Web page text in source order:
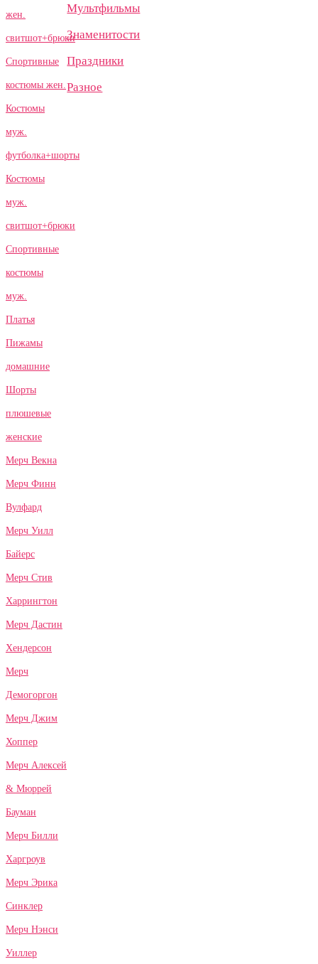
жен.
свитшот+брюки
Спортивные
костюмы жен.
Костюмы
муж.
футболка+шорты
Костюмы
муж.
свитшот+брюки
Спортивные
костюмы
муж.
Платья
Пижамы
домашние
Шорты
плюшевые
женские
Мерч Векна
Мерч Финн
Вулфард
Мерч Уилл
Байерс
Мерч Стив
Харрингтон
Мерч Дастин
Хендерсон
Мерч
Демогоргон
Мерч Джим
Хоппер
Мерч Алексей
& Мюррей
Бауман
Мерч Билли
Харгроув
Мерч Эрика
Синклер
Мерч Нэнси
Уиллер
Мультфильмы
Знаменитости
Праздники
Разное